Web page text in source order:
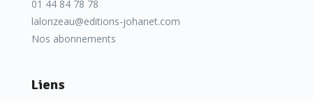
01 44 84 78 78
lalonzeau@editions-johanet.com
Nos abonnements
Liens